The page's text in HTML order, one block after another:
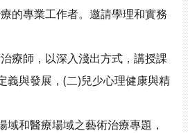
的專業工作者。邀請學理和實務
師，以深入淺出方式，講授課
義與發展，(二)兒少心理健康與精
醫療場域之藝術治療專題，